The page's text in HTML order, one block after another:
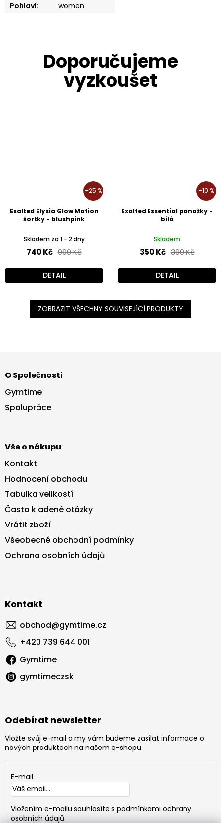
–25 %
Exalted Elysia Glow Motion
šortky - blushpink
Skladem za 1 - 2 dny
740 Kč 990 Kč
DETAIL
–10 %
Exalted Essential ponožky -
bílá
Skladem
350 Kč 390 Kč
DETAIL
ZOBRAZIT VŠECHNY SOUVISEJÍCÍ PRODUKTY
Pohlaví: women
p
a
O Společnosti
Gymtime
Spolupráce
Vše o nákupu
Kontakt
Hodnocení obchodu
Tabulka velikostí
Často kladené otázky
Vrátit zboží
Všeobecné obchodní podmínky
Ochrana osobních údajů
Kontakt
obchod@gymtime.cz
+420 739 644 001
Gymtime
gymtimeczsk
Odebírat newsletter
Vložte svůj e-mail a my vám budeme zasílat informace o
nových produktech na našem e-shopu.
E-mail
Vložením e-mailu souhlasíte s podmínkami ochrany
osobních údajů